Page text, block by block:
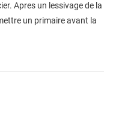
Apres un lessivage de la
un primaire avant la